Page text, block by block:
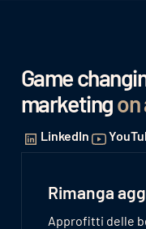
Game
marketing
LinkedIn
Rimanga
Approfitti delle